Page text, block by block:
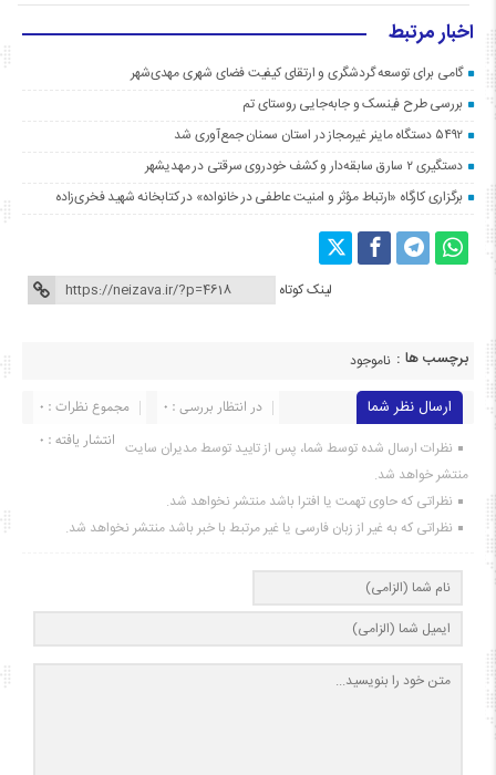
اخبار مرتبط
گامی برای توسعه گردشگری و ارتقای کیفیت فضای شهری مهدی‌شهر
بررسی طرح فینسک و جابه‌جایی روستای تم
۵۴۹۲ دستگاه ماینر غیرمجاز در استان سمنان جمع‌آوری شد
دستگیری ۲ سارق سابقه‌دار و کشف خودروی سرقتی در مهدیشهر
برگزاری کارگاه «ارتباط مؤثر و امنیت عاطفی در خانواده» در کتابخانه شهید فخری‌زاده
لینک کوتاه
برچسب ها : ناموجود
ارسال نظر شما مجموع نظرات : 0
در انتظار بررسی : 0
انتشار یافته : ۰ نظرات ارسال شده توسط شما، پس از تایید توسط مدیران سایت
منتشر خواهد شد.
نظراتی که حاوی تهمت یا افترا باشد منتشر نخواهد شد.
نظراتی که به غیر از زبان فارسی یا غیر مرتبط با خبر باشد منتشر نخواهد شد.